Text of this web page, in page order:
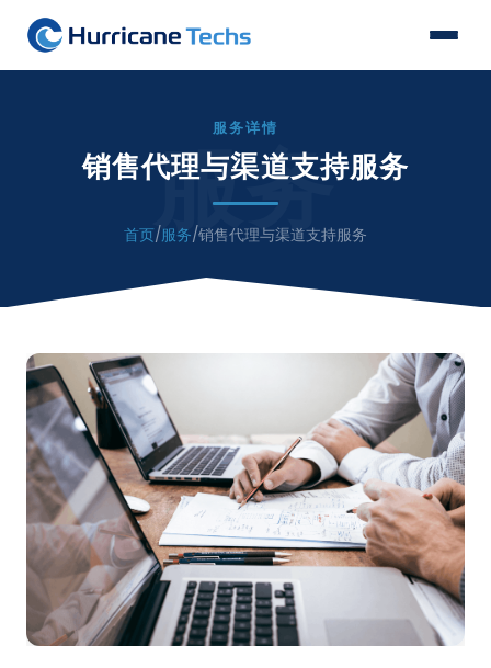
服务
服务详情
销售代理与渠道支持服务
首页/服务/销售代理与渠道支持服务